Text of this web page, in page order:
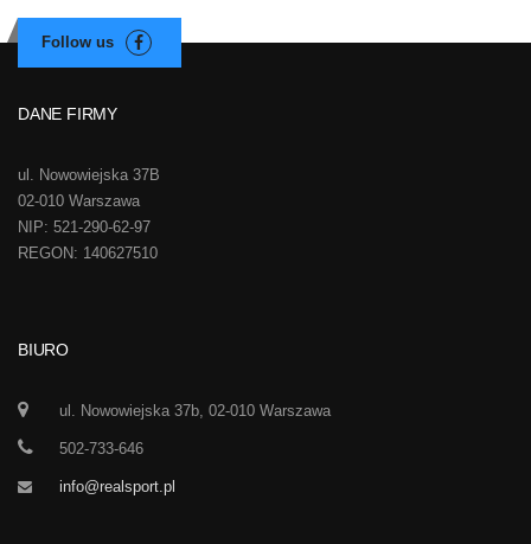
DANE FIRMY
ul. Nowowiejska 37B
02-010 Warszawa
NIP: 521-290-62-97
REGON: 140627510
BIURO
ul. Nowowiejska 37b, 02-010 Warszawa
502-733-646
info@realsport.pl